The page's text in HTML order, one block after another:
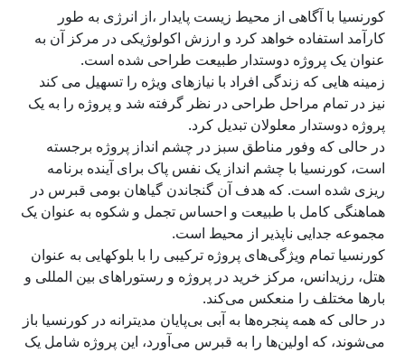
کورنسیا با آگاهی از محیط زیست پایدار ،از انرژی به طور
کارآمد استفاده خواهد کرد و ارزش اکولوژیکی در مرکز آن به
عنوان یک پروژه دوستدار طبیعت طراحی شده است.
زمینه هایی که زندگی افراد با نیازهای ویژه را تسهیل می کند
نیز در تمام مراحل طراحی در نظر گرفته شد و پروژه را به یک
پروژه دوستدار معلولان تبدیل کرد.
در حالی که وفور مناطق سبز در چشم انداز پروژه برجسته
است، کورنسیا با چشم انداز یک نفس پاک برای آینده برنامه
ریزی شده است. که هدف آن گنجاندن گیاهان بومی قبرس در
هماهنگی کامل با طبیعت و احساس تجمل و شکوه به عنوان یک
مجموعه جدایی ناپذیر از محیط است.
کورنسیا تمام ویژگی‌های پروژه ترکیبی را با بلوکهایی به عنوان
هتل، رزیدانس، مرکز خرید در پروژه و رستوراهای بین المللی و
بارها مختلف را منعکس می‌کند.
در حالی که همه پنجره‌ها به آبی بی‌پایان مدیترانه در کورنسیا باز
می‌شوند، که اولین‌ها را به قبرس می‌آورد، این پروژه شامل یک